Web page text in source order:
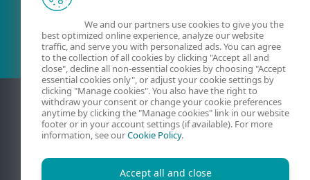
We and our partners use cookies to give you the
best optimized online experience, analyze our website
traffic, and serve you with personalized ads. You can agree
to the collection of all cookies by clicking "Accept all and
close", decline all non-essential cookies by choosing "Accept
essential cookies only", or adjust your cookie settings by
clicking "Manage cookies". You also have the right to
withdraw your consent or change your cookie preferences
anytime by clicking the "Manage cookies" link in our website
footer or in your account settings (if available). For more
information, see ourCookie Policy.
Accept all and close